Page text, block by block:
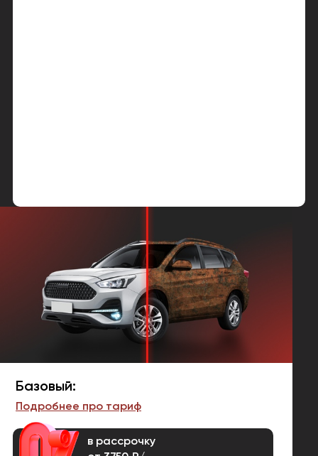
Подробнее про тариф
Базовый:
в рассрочку